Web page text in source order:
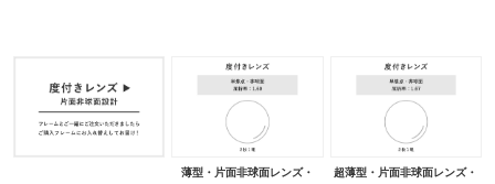
薄型・片面非球面レンズ・
超薄型・片面非球面レンズ・